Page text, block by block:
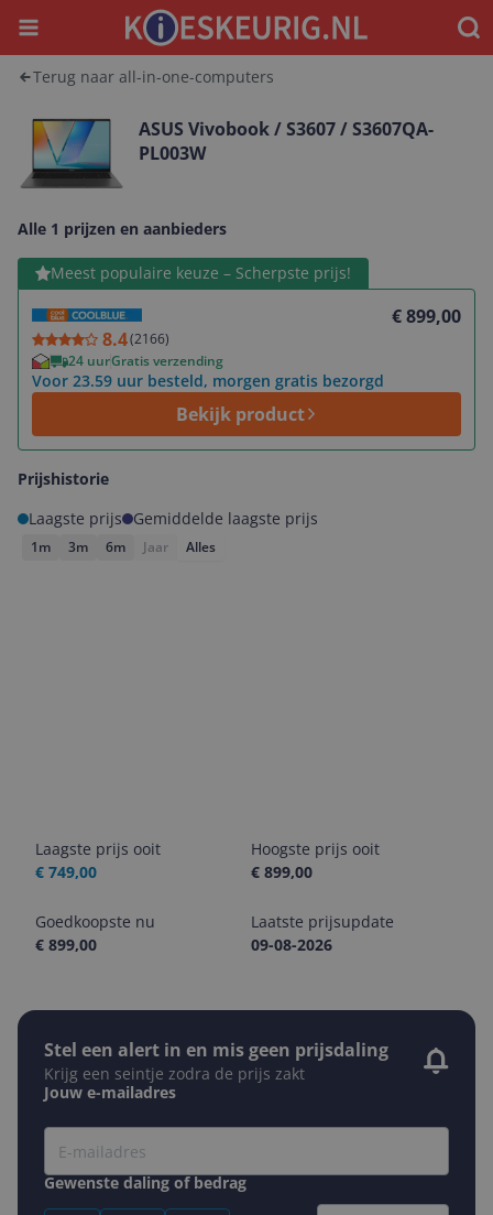
Menu
Terug naar all-in-one-computers
ASUS Vivobook / S3607 / S3607QA-
PL003W
Alle 1 prijzen en aanbieders
Meest populaire keuze – Scherpste prijs!
8.4(2166)
€ 899,00
24 uurGratis verzending
Voor 23.59 uur besteld, morgen gratis bezorgd
Bekijk product
Bekijk product
Prijshistorie
Laagste prijs
Gemiddelde laagste prijs
1m 3m 6m Jaar Alles
Laagste prijs ooit
€ 749,00
Hoogste prijs ooit
€ 899,00
Goedkoopste nu
€ 899,00
Laatste prijsupdate
09-08-2026
Stel een alert in en mis geen prijsdaling
Krijg een seintje zodra de prijs zakt
Jouw e-mailadres
Gewenste daling of bedrag
Gewenste prijs